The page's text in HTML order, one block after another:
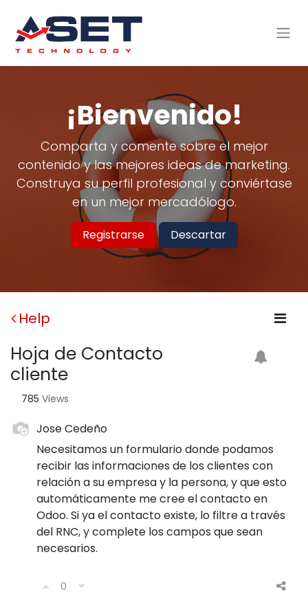
¡Bienvenido!
Comparta y comente sobre el mejor
contenido y las mejores ideas de marketing.
Construya su perfil profesional y conviértase
en un mejor mercadólogo.
Registrarse Descartar
Help
Hoja de Contacto
cliente
785 Views
Jose Cedeño
Necesitamos un formulario donde podamos
recibir las informaciones de los clientes con
relación a su empresa y la persona, y que esto
automáticamente me cree el contacto en
Odoo. Si ya el contacto existe, lo filtre a través
del RNC, y complete los campos que sean
necesarios.
0